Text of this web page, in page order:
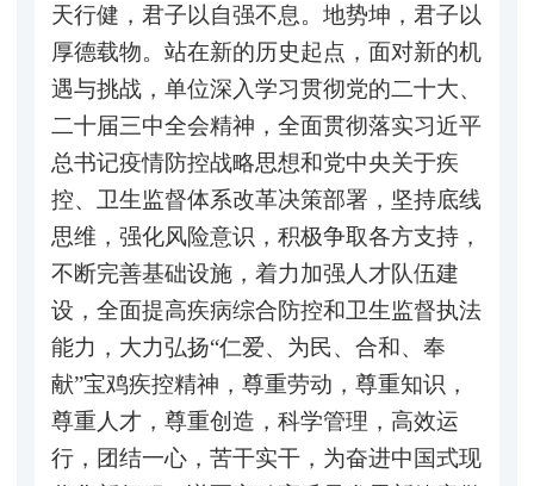
天行健，君子以自强不息。地势坤，君子以
厚德载物。站在新的历史起点，面对新的机
遇与挑战，单位深入学习贯彻党的二十大、
二十届三中全会精神，全面贯彻落实习近平
总书记疫情防控战略思想和党中央关于疾
控、卫生监督体系改革决策部署，坚持底线
思维，强化风险意识，积极争取各方支持，
不断完善基础设施，着力加强人才队伍建
设，全面提高疾病综合防控和卫生监督执法
能力，大力弘扬“仁爱、为民、合和、奉
献”宝鸡疾控精神，尊重劳动，尊重知识，
尊重人才，尊重创造，科学管理，高效运
行，团结一心，苦干实干，为奋进中国式现